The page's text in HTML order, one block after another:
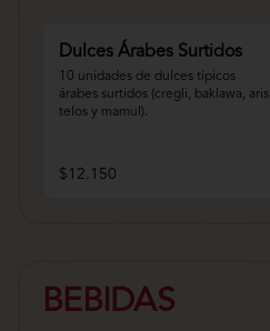
Dulces Árabes Surtidos
10 unidades de dulces típicos
árabes surtidos (cregli, baklawa, aris
telos y mamul).
$12.150
BEBIDAS